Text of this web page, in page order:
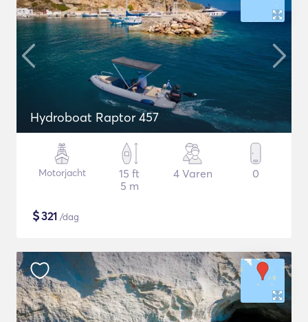
Hydroboat Raptor 457
Motorjacht
15 ft
5 m
4 Varen 0
$321 /dag